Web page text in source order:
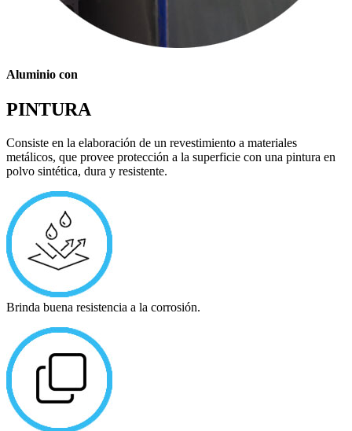
Aluminio con
PINTURA
Consiste en la elaboración de un revestimiento a materiales
metálicos, que provee protección a la superficie con una pintura en
polvo sintética, dura y resistente.
Brinda buena resistencia a la corrosión.